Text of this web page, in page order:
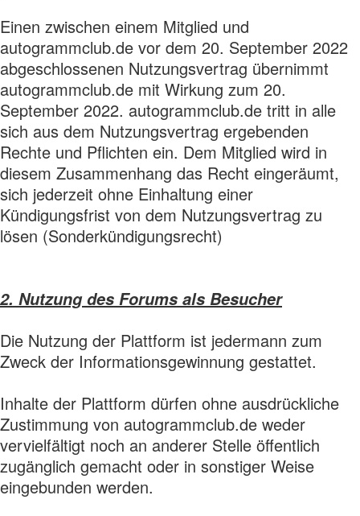
Einen zwischen einem Mitglied und
autogrammclub.de vor dem 20. September 2022
abgeschlossenen Nutzungsvertrag übernimmt
autogrammclub.de mit Wirkung zum 20.
September 2022. autogrammclub.de tritt in alle
sich aus dem Nutzungsvertrag ergebenden
Rechte und Pflichten ein. Dem Mitglied wird in
diesem Zusammenhang das Recht eingeräumt,
sich jederzeit ohne Einhaltung einer
Kündigungsfrist von dem Nutzungsvertrag zu
lösen (Sonderkündigungsrecht)
2. Nutzung des Forums als Besucher
Die Nutzung der Plattform ist jedermann zum
Zweck der Informationsgewinnung gestattet.
Inhalte der Plattform dürfen ohne ausdrückliche
Zustimmung von autogrammclub.de weder
vervielfältigt noch an anderer Stelle öffentlich
zugänglich gemacht oder in sonstiger Weise
eingebunden werden.